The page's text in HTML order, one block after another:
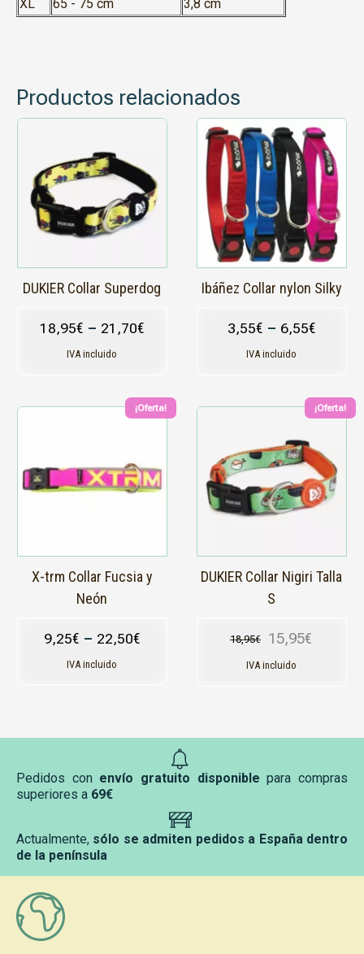
XL 65 - 75 cm 3,8 cm
Productos relacionados
DUKIER Collar Superdog
18,95€ – 21,70€
IVA incluido
Este
múltiples
variantes.
Las
opciones
elegir
en
página
Ibáñez Collar nylon Silky
3,55€ – 6,55€
IVA incluido
Este
producto
tiene
múltiples
variantes.
Las
opciones
pueden
elegir
en
página
¡Oferta!
X-trm Collar Fucsia y
Neón
9,25€ – 22,50€
IVA incluido
Este
variantes.
Las
elegir
producto
¡Oferta!
DUKIER Collar Nigiri Talla
S
18,95€
El precio
15,95€
El precio actual
IVA incluido
Este
múltiples
variantes.
Las
opciones
elegir
en
producto
Pedidos con envío gratuito disponible para compras
superiores a 69€
Actualmente, sólo se admiten pedidos a España dentro
de la península